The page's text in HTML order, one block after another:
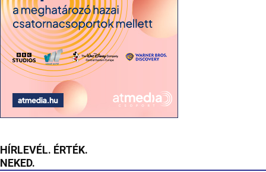
HÍRLEVÉL. ÉRTÉK.
NEKED.